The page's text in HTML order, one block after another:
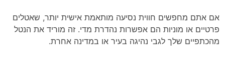
אם אתם מחפשים חווית נסיעה מותאמת אישית יותר, שאטלים
פרטיים או מוניות הם אפשרות נהדרת מדי. זה מוריד את הנטל
מהכתפיים שלך לגבי נהיגה בעיר או במדינה אחרת.